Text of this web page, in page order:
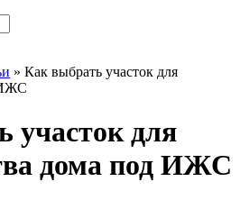
» Как выбрать участок для
ИЖС
участок для
дома под ИЖС